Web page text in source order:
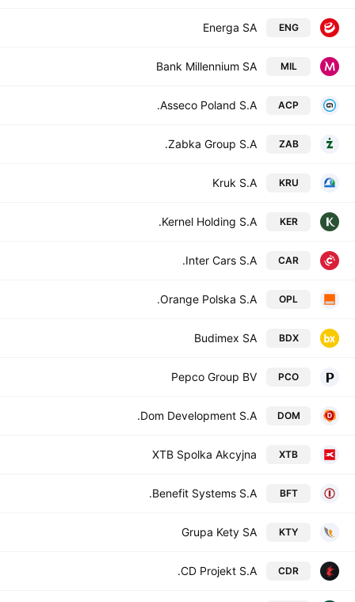
ENG
Energa SA
MIL
Bank Millennium SA
ACP
Asseco Poland S.A.
ZAB
Zabka Group S.A.
KRU
Kruk S.A
KER
Kernel Holding S.A.
CAR
Inter Cars S.A.
OPL
Orange Polska S.A.
BDX
Budimex SA
PCO
Pepco Group BV
DOM
Dom Development S.A.
XTB
XTB Spolka Akcyjna
BFT
Benefit Systems S.A.
KTY
Grupa Kety SA
CDR
CD Projekt S.A.